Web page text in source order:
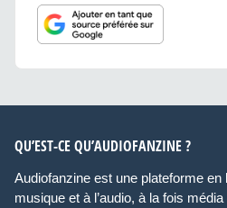
QU’EST-CE QU’AUDIOFANZINE ?
Audiofanzine est une plateforme en
musique et à l’audio, à la fois